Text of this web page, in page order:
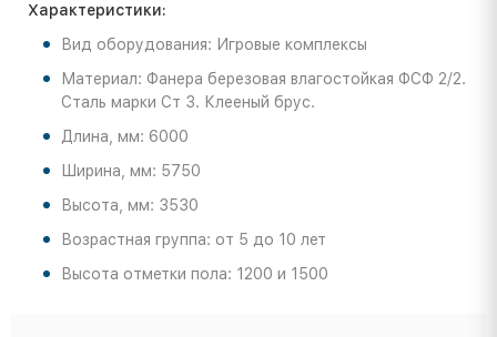
Характеристики:
Вид оборудования: Игровые комплексы
Материал: Фанера березовая влагостойкая ФСФ 2/2.
Сталь марки Ст 3. Клееный брус.
Длина, мм: 6000
Ширина, мм: 5750
Высота, мм: 3530
Возрастная группа: от 5 до 10 лет
Высота отметки пола: 1200 и 1500